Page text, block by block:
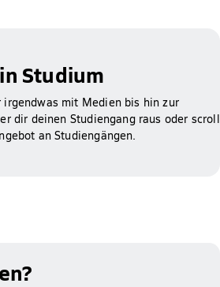
Studium
irgendwas mit Medien bis hin zur
dir deinen Studiengang raus oder scroll
an Studiengängen.